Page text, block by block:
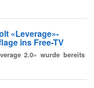
«Leverage»-
ins Free-TV
2.0» wurde bereits